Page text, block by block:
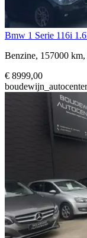
Bmw 1 Serie 116i
Benzine, 157000
€ 8999,00